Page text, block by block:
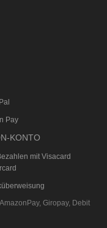
KONTO
Giropay, Debit